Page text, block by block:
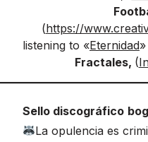
(https://
listening to «Eternidad
Fractales, (
Sello discográfico
La opulencia es